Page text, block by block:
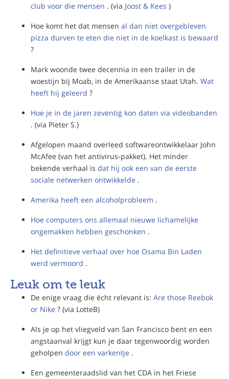
club voor die mensen . (via Joost & Kees )
Hoe komt het dat mensen al dan niet overgebleven
pizza durven te eten die niet in de koelkast is bewaard
?
Mark woonde twee decennia in een trailer in de
woestijn bij Moab, in de Amerikaanse staat Utah. Wat
heeft hij geleerd ?
Hoe je in de jaren zeventig kon daten via videobanden
. (via Pieter S.)
Afgelopen maand overleed softwareontwikkelaar John
McAfee (van het antivirus-pakket). Het minder
bekende verhaal is dat hij ook een van de eerste
sociale netwerken ontwikkelde .
Amerika heeft een alcoholprobleem .
Hoe computers ons allemaal nieuwe lichamelijke
ongemakken hebben geschonken .
Het definitieve verhaal over hoe Osama Bin Laden
werd vermoord .
Leuk om te leuk
De enige vraag die écht relevant is: Are those Reebok
or Nike ? (via LotteB)
Als je op het vliegveld van San Francisco bent en een
angstaanval krijgt kun je daar tegenwoordig worden
geholpen door een varkentje .
Een gemeenteraadslid van het CDA in het Friese